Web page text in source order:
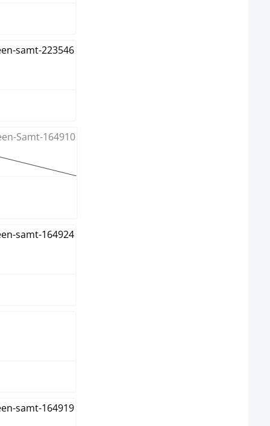
optie is momenteel niet beschikbaar.)